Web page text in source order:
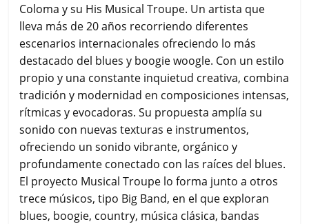
Coloma y su His Musical Troupe. Un artista que
lleva más de 20 años recorriendo diferentes
escenarios internacionales ofreciendo lo más
destacado del blues y boogie woogle. Con un estilo
propio y una constante inquietud creativa, combina
tradición y modernidad en composiciones intensas,
rítmicas y evocadoras. Su propuesta amplía su
sonido con nuevas texturas e instrumentos,
ofreciendo un sonido vibrante, orgánico y
profundamente conectado con las raíces del blues.
El proyecto Musical Troupe lo forma junto a otros
trece músicos, tipo Big Band, en el que exploran
blues, boogie, country, música clásica, bandas